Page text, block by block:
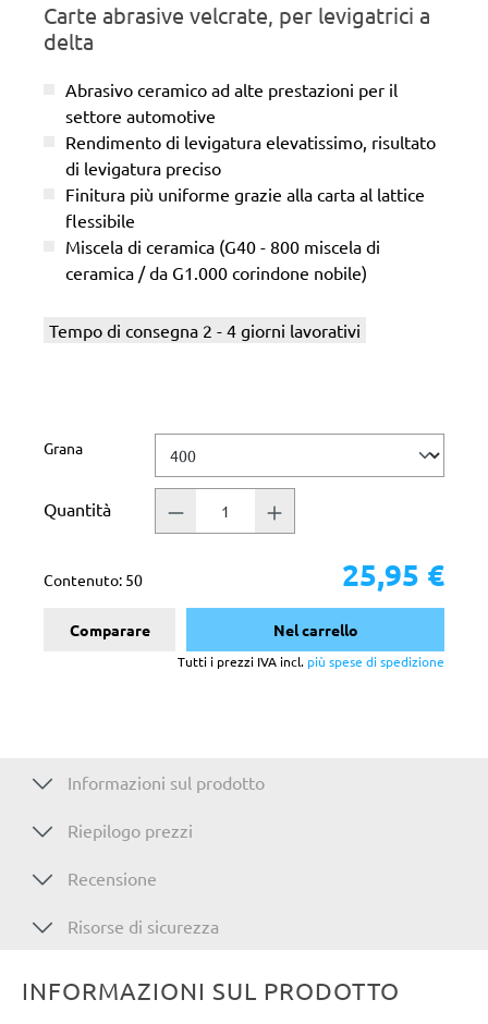
Carte abrasive velcrate, per levigatrici a
delta
Abrasivo ceramico ad alte prestazioni per il
settore automotive
Rendimento di levigatura elevatissimo, risultato
di levigatura preciso
Finitura più uniforme grazie alla carta al lattice
flessibile
Miscela di ceramica (G40 - 800 miscela di
ceramica / da G1.000 corindone nobile)
Tempo di consegna 2 - 4 giorni lavorativi
Seleziona
Grana
Quantità
Contenuto: 50 25,95 €
Comparare Nel carrello
Tutti i prezzi IVA incl. più spese di spedizione
Informazioni sul prodotto
Riepilogo prezzi
Recensione
Risorse di sicurezza
INFORMAZIONI SUL PRODOTTO